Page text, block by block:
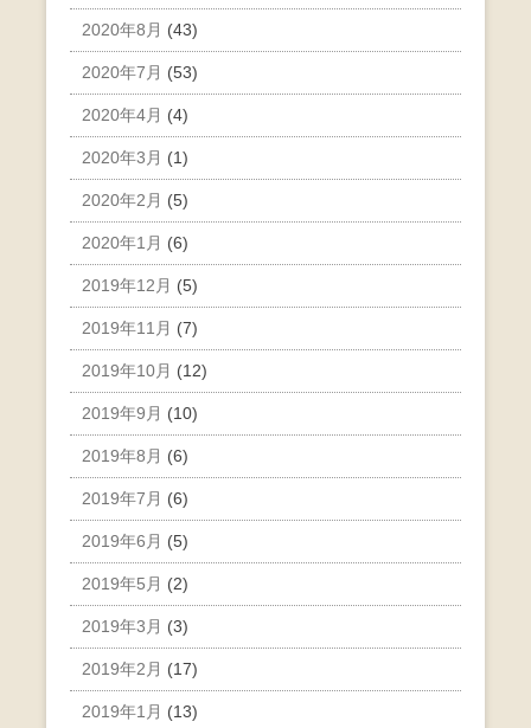
2020年8月 (43)
2020年7月 (53)
2020年4月 (4)
2020年3月 (1)
2020年2月 (5)
2020年1月 (6)
2019年12月 (5)
2019年11月 (7)
2019年10月 (12)
2019年9月 (10)
2019年8月 (6)
2019年7月 (6)
2019年6月 (5)
2019年5月 (2)
2019年3月 (3)
2019年2月 (17)
2019年1月 (13)